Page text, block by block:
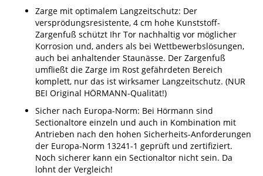
Zarge mit optimalem Langzeitschutz: Der
versprödungsresistente, 4 cm hohe Kunststoff-
Zargenfuß schützt Ihr Tor nachhaltig vor möglicher
Korrosion und, anders als bei Wettbewerbslösungen,
auch bei anhaltender Staunässe. Der Zargenfuß
umfließt die Zarge im Rost gefährdeten Bereich
komplett, nur das ist wirksamer Langzeitschutz. (NUR
BEI Original HÖRMANN-Qualität!)
Sicher nach Europa-Norm: Bei Hörmann sind
Sectionaltore einzeln und auch in Kombination mit
Antrieben nach den hohen Sicherheits-Anforderungen
der Europa-Norm 13241-1 geprüft und zertifiziert.
Noch sicherer kann ein Sectionaltor nicht sein. Da
lohnt der Vergleich!